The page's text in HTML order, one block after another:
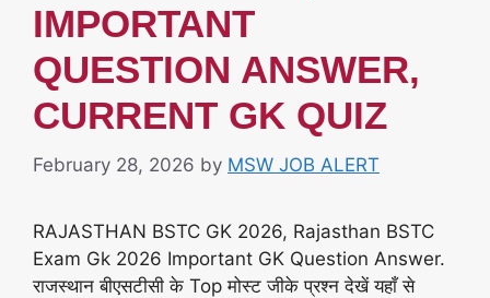
IMPORTANT
QUESTION ANSWER,
CURRENT GK QUIZ
February 28, 2026 by MSW JOB ALERT
RAJASTHAN BSTC GK 2026, Rajasthan BSTC
Exam Gk 2026 Important GK Question Answer.
राजस्थान बीएसटीसी के Top मोस्ट जीके प्रश्न देखें यहाँ से